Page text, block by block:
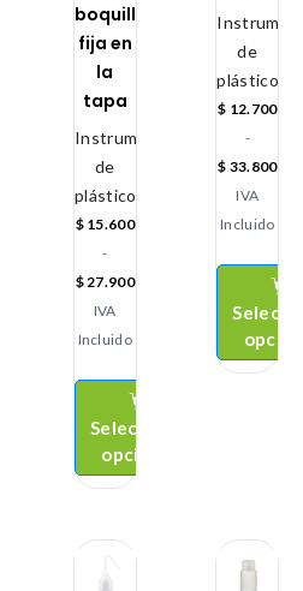
boquilla
fija en
la
tapa
Instrumental
de
plástico
$15.600
-
$27.900
IVA
Incluido
Seleccionar
opciones
de
plástico
$ 12.700
-
$ 33.800
IVA
Incluido